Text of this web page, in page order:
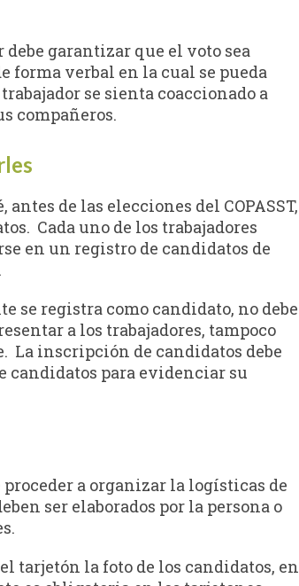
garantizar que el voto sea
forma verbal en la cual se pueda
se sienta coaccionado a
compañeros.
de las elecciones del COPASST,
Cada uno de los trabajadores
en un registro de candidatos de
se registra como candidato, no debe
a los trabajadores, tampoco
La inscripción de candidatos debe
candidatos para evidenciar su
a organizar la logísticas de
ser elaborados por la persona o
tarjetón la foto de los candidatos, en